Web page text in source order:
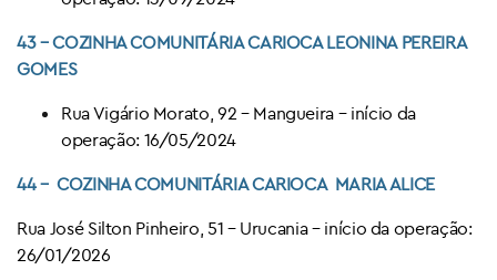
43 – COZINHA COMUNITÁRIA CARIOCALEONINA PEREIRA
GOMES
Rua Vigário Morato, 92 – Mangueira – início da
operação: 16/05/2024
44 – COZINHA COMUNITÁRIA CARIOCA MARIA ALICE
Rua José Silton Pinheiro, 51 – Urucania – início da operação:
26/01/2026